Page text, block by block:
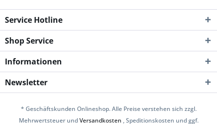
Service Hotline
Shop Service
Informationen
Newsletter
* Geschäftskunden Onlineshop. Alle Preise verstehen sich zzgl.
Mehrwertsteuer undVersandkosten , Speditionskosten und ggf.